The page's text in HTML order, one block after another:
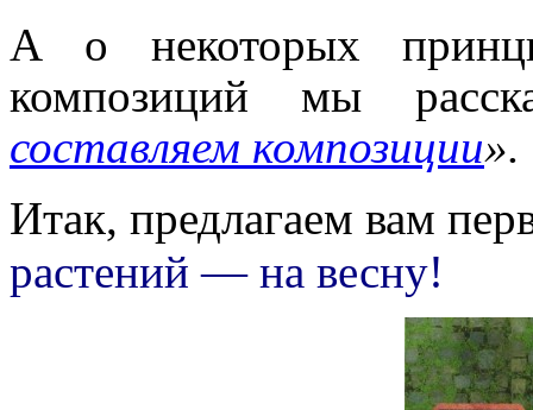
А о некоторых
композиций мы
составляем композиции».
Итак, предлагаем вам
растений — на весну!